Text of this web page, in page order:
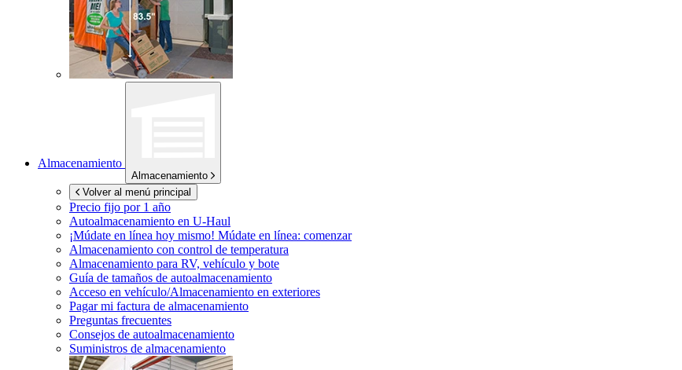
Almacenamiento
Almacenamiento
Volver al menú principal
Precio fijo por 1 año
Autoalmacenamiento en U-Haul
¡Múdate en línea hoy mismo! Múdate en línea: comenzar
Almacenamiento con control de temperatura
Almacenamiento para RV, vehículo y bote
Guía de tamaños de autoalmacenamiento
Acceso en vehículo/Almacenamiento en exteriores
Pagar mi factura de almacenamiento
Preguntas frecuentes
Consejos de autoalmacenamiento
Suministros de almacenamiento